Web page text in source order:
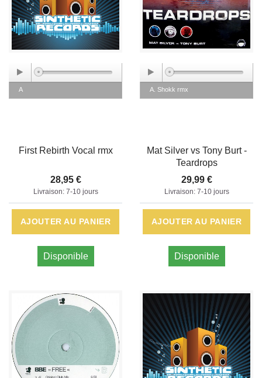
A
First Rebirth Vocal rmx
28,95 €
Livraison: 7-10 jours
AJOUTER AU PANIER
Disponible
A. Shokk rmx
Mat Silver vs Tony Burt -
Teardrops
29,99 €
Livraison: 7-10 jours
AJOUTER AU PANIER
Disponible